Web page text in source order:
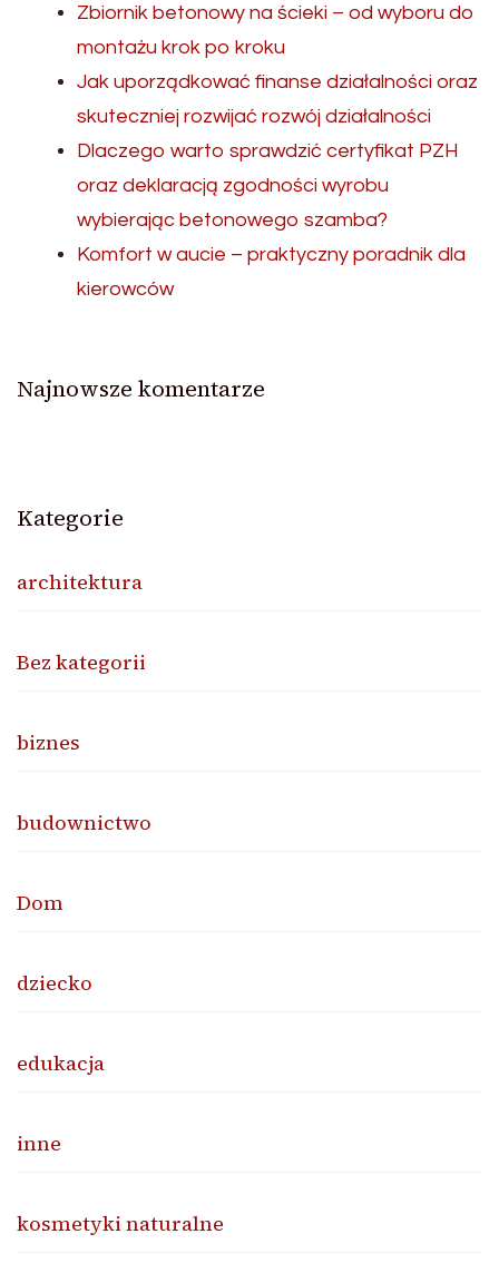
Zbiornik betonowy na ścieki – od wyboru do
montażu krok po kroku
Jak uporządkować finanse działalności oraz
skuteczniej rozwijać rozwój działalności
Dlaczego warto sprawdzić certyfikat PZH
oraz deklaracją zgodności wyrobu
wybierając betonowego szamba?
Komfort w aucie – praktyczny poradnik dla
kierowców
Najnowsze komentarze
Kategorie
architektura
Bez kategorii
biznes
budownictwo
Dom
dziecko
edukacja
inne
kosmetyki naturalne